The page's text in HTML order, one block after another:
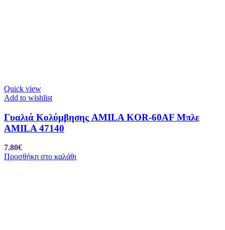
Quick view
Add to wishlist
Γυαλιά Κολύμβησης AMILA KOR-60AF Μπλε
AMILA 47140
7.80€
Προσθήκη στο καλάθι